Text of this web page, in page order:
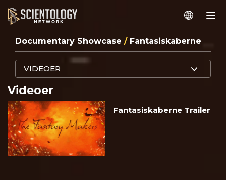
Documentary Showcase / Fantasiskaberne
VIDEOER
Videoer
Fantasiskaberne Trailer